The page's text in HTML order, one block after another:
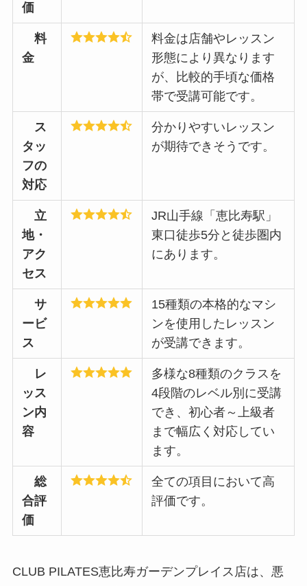
価
料
金
料金は店舗やレッスン
形態により異なります
が、比較的手頃な価格
帯で受講可能です。
ス
タッ
フの
対応
分かりやすいレッスン
が期待できそうです。
立
地・
アク
セス
JR山手線「恵比寿駅」
東口徒歩5分と徒歩圏内
にあります。
サ
ービ
ス
15種類の本格的なマシ
ンを使用したレッスン
が受講できます。
レ
ッス
ン内
容
多様な8種類のクラスを
4段階のレベル別に受講
でき、初心者～上級者
まで幅広く対応してい
ます。
総
合評
価
全ての項目において高
評価です。
CLUB PILATES恵比寿ガーデンプレイス店は、悪